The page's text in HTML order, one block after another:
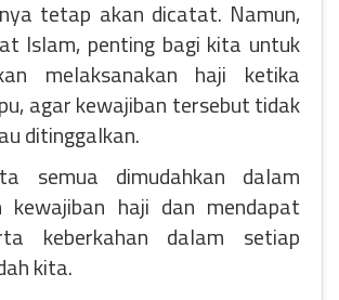
tetap akan dicatat. Namun,
Islam, penting bagi kita untuk
melaksanakan haji ketika
agar kewajiban tersebut tidak
ditinggalkan.
semua dimudahkan dalam
kewajiban haji dan mendapat
keberkahan dalam setiap
kita.